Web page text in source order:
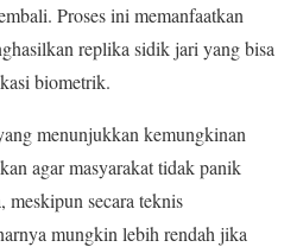
Proses ini memanfaatkan
replika sidik jari yang bisa
biometrik.
menunjukkan kemungkinan
agar masyarakat tidak panik
meskipun secara teknis
mungkin lebih rendah jika